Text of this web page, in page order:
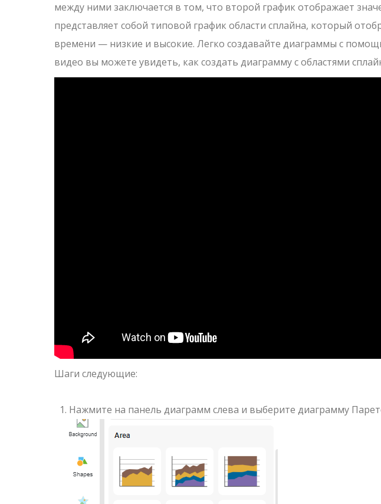
между ними заключается в том, что второй график отображает
представляет собой типовой график области сплайна, который
времени — низкие и высокие. Легко создавайте диаграммы с
видео вы можете увидеть, как создать диаграмму с областями
Шаги следующие:
Нажмите на панель диаграмм слева и выберите диаграмму